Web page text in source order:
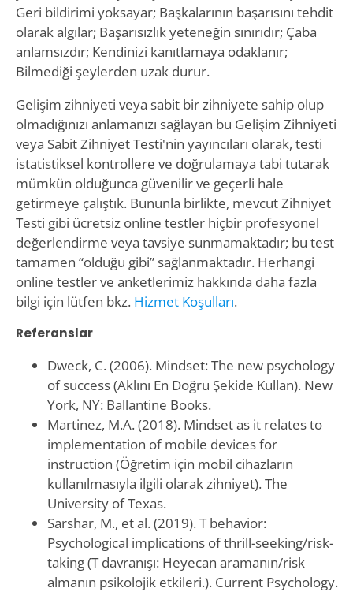
Geri bildirimi yoksayar; Başkalarının başarısını tehdit
olarak algılar; Başarısızlık yeteneğin sınırıdır; Çaba
anlamsızdır; Kendinizi kanıtlamaya odaklanır;
Bilmediği şeylerden uzak durur.
Gelişim zihniyeti veya sabit bir zihniyete sahip olup
olmadığınızı anlamanızı sağlayan bu Gelişim Zihniyeti
veya Sabit Zihniyet Testi'nin yayıncıları olarak, testi
istatistiksel kontrollere ve doğrulamaya tabi tutarak
mümkün olduğunca güvenilir ve geçerli hale
getirmeye çalıştık. Bununla birlikte, mevcut Zihniyet
Testi gibi ücretsiz online testler hiçbir profesyonel
değerlendirme veya tavsiye sunmamaktadır; bu test
tamamen “olduğu gibi” sağlanmaktadır. Herhangi
online testler ve anketlerimiz hakkında daha fazla
bilgi için lütfen bkz. Hizmet Koşulları.
Referanslar
Dweck, C. (2006). Mindset: The new psychology
of success (Aklını En Doğru Şekide Kullan). New
York, NY: Ballantine Books.
Martinez, M.A. (2018). Mindset as it relates to
implementation of mobile devices for
instruction (Öğretim için mobil cihazların
kullanılmasıyla ilgili olarak zihniyet). The
University of Texas.
Sarshar, M., et al. (2019). T behavior:
Psychological implications of thrill-seeking/risk-
taking (T davranışı: Heyecan aramanın/risk
almanın psikolojik etkileri.). Current Psychology.